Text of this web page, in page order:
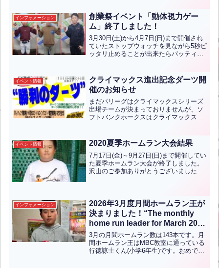
インフォメーション
創業祭イベント「動体視力ゲー
ム」終了しました！
3月30日(土)から4月7日(日)まで開催され
ていたストップウォッチを見ながら5秒ピ
ッタリ止めることが出来たらバッティン
した！ありがとうございます！写真は見
事5秒ピッ...全文はクリック
イベント情報
クライマックス進出記念ダーツ開
催のお知らせ
まだパリーグはクライマックスシリーズ
出場チームが決まっておりませんが、ソ
フトバンクホークスはクライマックスシ
ーズ優勝！！そして！！3年ぶりの日本一
を目指してほしいですよ...全文はクリッ
ク
イベント情報 2020夏季ホームラン大会結果
7月17日(金)～9月27日(日)まで開催してい
た夏季ホームラン大会が終了しました。
沢山のご参加ありがとうございました！
優勝は5...全文はクリック
インフォメーション
2026年3月度月間ホームラン王が
決まりました！“The monthly
home run leader for March 2026
has been determined!”【ENG
CHT KOR JPN】
3月の月間ホームラン数は143本です。月
間ホームラン王はMBC教室に通っている
行徳諒士くん(小学6年生)です。おめでと